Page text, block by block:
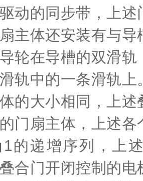
动的同步带，上
主体还安装有与
轮在导槽的双滑
轨中的一条滑轨
的大小相同，上
门扇主体，上述
1的递增序列，上
合门开闭控制的